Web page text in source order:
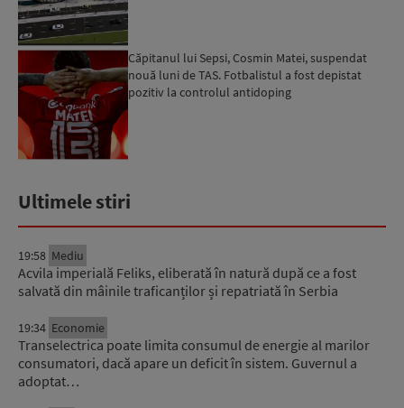
Căpitanul lui Sepsi, Cosmin Matei, suspendat
nouă luni de TAS. Fotbalistul a fost depistat
pozitiv la controlul antidoping
Ultimele stiri
19:58 Mediu
Acvila imperială Feliks, eliberată în natură după ce a fost
salvată din mâinile traficanților și repatriată în Serbia
19:34 Economie
Transelectrica poate limita consumul de energie al marilor
consumatori, dacă apare un deficit în sistem. Guvernul a
adoptat…